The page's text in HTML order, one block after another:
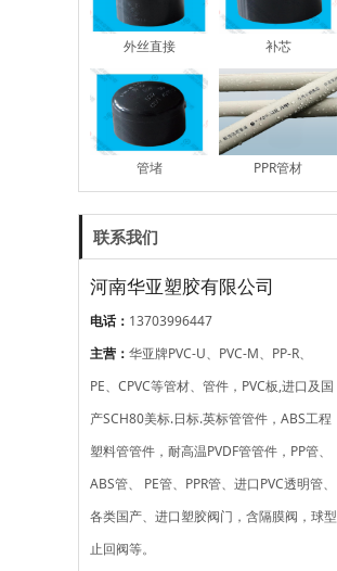
外丝直接 补芯
管堵 PPR管材
PP-R外丝直接 电熔异径三通
PVC-U给水TS口管材
PVC-U给水活套口管
联系我们
河南华亚塑胶有限公司
电话： 13703996447
主营： 华亚牌PVC-U、PVC-M、PP-R、
PE、CPVC等管材、管件，PVC板,进口及国
产SCH80美标.日标.英标管管件，ABS工程
塑料管管件，耐高温PVDF管管件，PP管、
ABS管、 PE管、PPR管、进口PVC透明管、
各类国产、进口塑胶阀门，含隔膜阀，球型
止回阀等。